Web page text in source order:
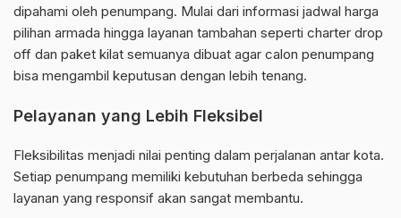
dipahami oleh penumpang. Mulai dari informasi jadwal harga
pilihan armada hingga layanan tambahan seperti charter drop
off dan paket kilat semuanya dibuat agar calon penumpang
bisa mengambil keputusan dengan lebih tenang.
Pelayanan yang Lebih Fleksibel
Fleksibilitas menjadi nilai penting dalam perjalanan antar kota.
Setiap penumpang memiliki kebutuhan berbeda sehingga
layanan yang responsif akan sangat membantu.